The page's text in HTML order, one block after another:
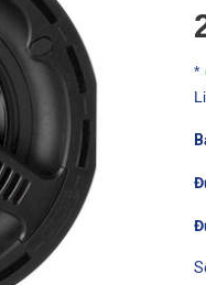
*